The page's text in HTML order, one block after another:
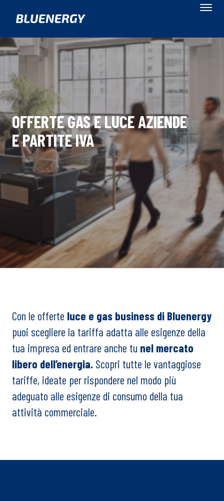
OFFERTE GAS E LUCEAZIENDE
E PARTITE IVA
Con le offerte luce e gas business di Bluenergy
puoi scegliere la tariffa adatta alle esigenze della
tua impresa ed entrare anche tu nel mercato
libero dell’energia. Scopri tutte le vantaggiose
tariffe, ideate per rispondere nel modo più
adeguato alle esigenze di consumo della tua
attività commerciale.